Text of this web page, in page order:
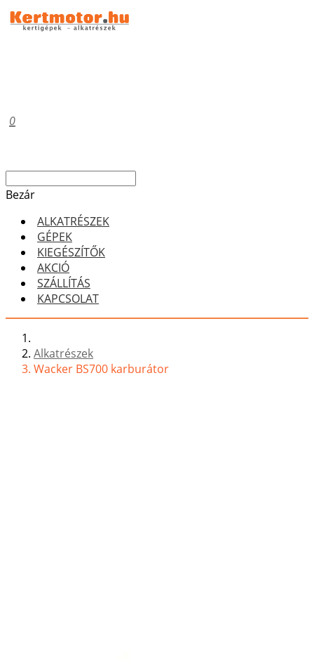
0
Bezár
ALKATRÉSZEK
GÉPEK
KIEGÉSZÍTŐK
AKCIÓ
SZÁLLÍTÁS
KAPCSOLAT
Alkatrészek
Wacker BS700 karburátor